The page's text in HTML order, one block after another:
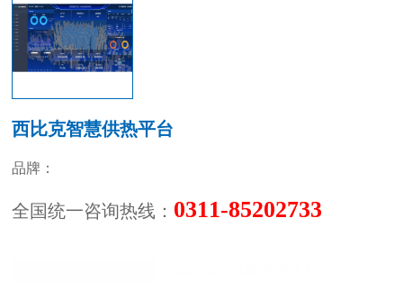
西比克智慧供热平台
品牌：
全国统一咨询热线： 0311-85202733